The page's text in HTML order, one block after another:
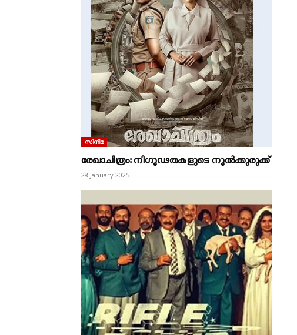
സിനിമ
രേഖാചിത്രം: നിഗൂഢതകളുടെ നൂൽക്കുരുക്ക്
28 January 2025